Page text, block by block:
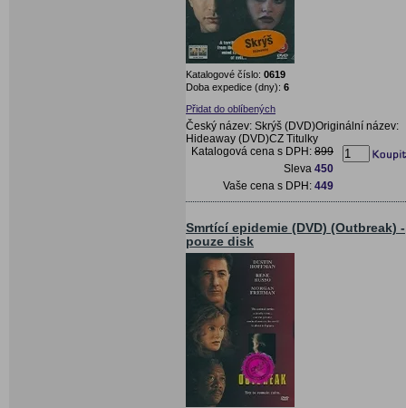
Katalogové číslo: 0619
Doba expedice (dny): 6
Přidat do oblíbených
Český název: Skrýš (DVD)Originální název:
Hideaway (DVD)CZ Titulky
Katalogová cena s DPH: 899
Sleva 450
Vaše cena s DPH: 449
Smrtící epidemie (DVD) (Outbreak) -
pouze disk